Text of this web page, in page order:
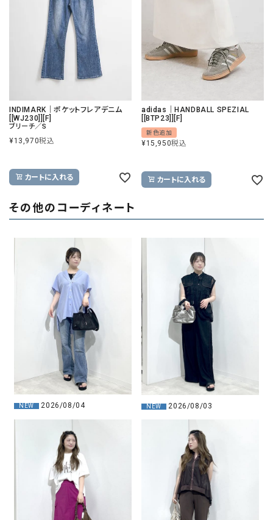
INDIMARK｜ポケットフレアデニム
[[WJ230]][F]
ブリーチ／S
¥13,970税込
カートに入れる
adidas｜HANDBALL SPEZIAL
[[BTP23]][F]
新色追加
¥15,950税込
カートに入れる
その他のコーディネート
NEW 2026/08/04 NEW 2026/08/03